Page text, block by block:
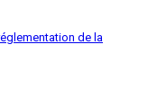
de la